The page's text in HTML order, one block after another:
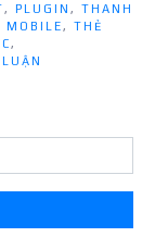
, PLUGIN , THANH
MOBILE , THẺ
,